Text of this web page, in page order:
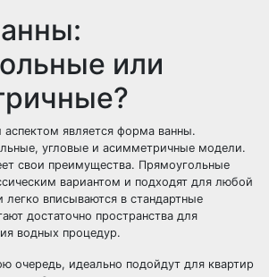
или
является форма ванны.
угловые и асимметричные модели.
свои преимущества. Прямоугольные
вариантом и подходят для любой
вписываются в стандартные
достаточно пространства для
водных процедур.
очередь, идеально подойдут для квартир